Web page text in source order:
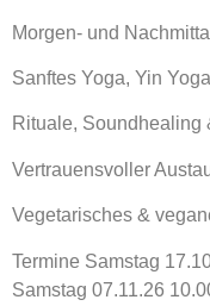
Morgen- und
Sanftes Yoga, Yin
Rituale, Soundhealing
Vertrauensvoller
Vegetarisches &
Termine Samstag
Samstag 07.11.26